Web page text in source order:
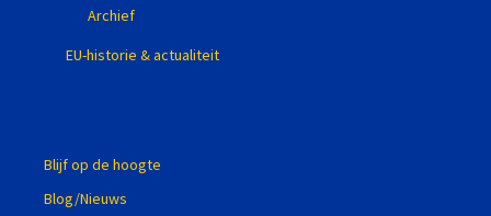
Archief
EU-historie & actualiteit
Blijf op de hoogte
Blog/Nieuws